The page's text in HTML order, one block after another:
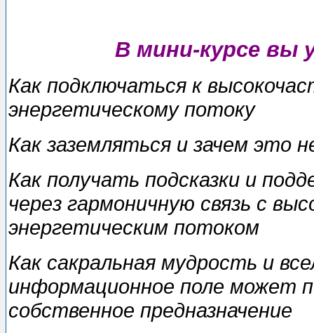
В мини-курсе вы
Как подключаться к
энергетическому потоку
Как заземляться и зачем это
Как получать подсказки и
через гармоничную связь с
энергетическим потоком
Как сакральная мудрость и
информационное поле может
собственное предназначение